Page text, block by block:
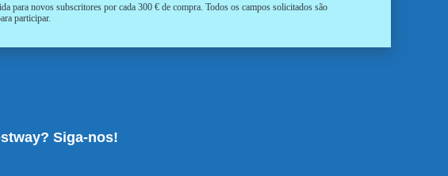
para novos subscritores por cada 300 € de compra. Todos os campos solicitados são
participar.
Siga-nos!